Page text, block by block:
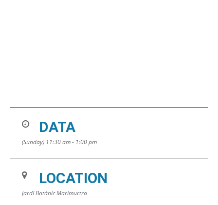
DATA
(Sunday) 11:30 am - 1:00 pm
LOCATION
Jardí Botànic Marimurtra